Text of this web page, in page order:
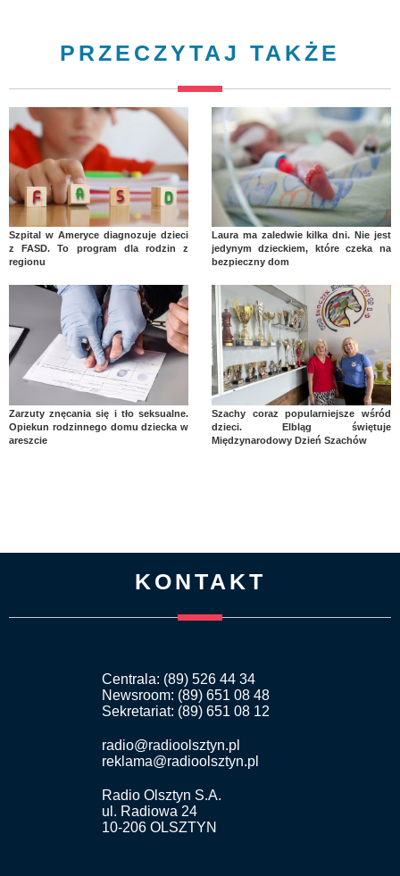
PRZECZYTAJ TAKŻE
Szpital w Ameryce diagnozuje dzieci
z FASD. To program dla rodzin z
regionu
Laura ma zaledwie kilka dni. Nie jest
jedynym dzieckiem, które czeka na
bezpieczny dom
Zarzuty znęcania się i tło seksualne.
Opiekun rodzinnego domu dziecka w
areszcie
Szachy coraz popularniejsze wśród
dzieci. Elbląg świętuje
Międzynarodowy Dzień Szachów
KONTAKT
Centrala: (89) 526 44 34
Newsroom: (89) 651 08 48
Sekretariat: (89) 651 08 12
radio@radioolsztyn.pl
reklama@radioolsztyn.pl
Radio Olsztyn S.A.
ul. Radiowa 24
10-206 OLSZTYN